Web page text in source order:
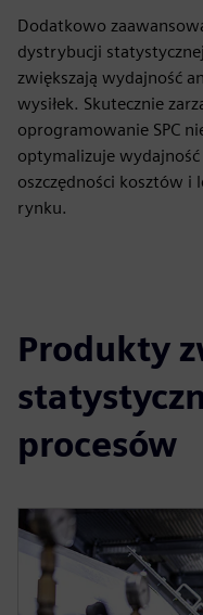
Dodatkowo
dystrybucji
zwiększają wydajność
wysiłek. Skutecznie
oprogramowanie SPC
optymalizuje
oszczędności kosztów i
rynku.
Produkty
procesów